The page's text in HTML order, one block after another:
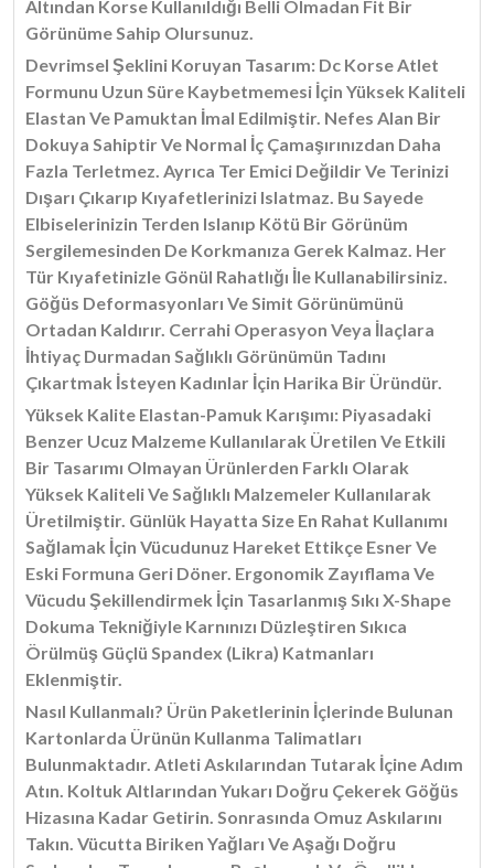
Altından Korse Kullanıldığı Belli Olmadan Fit Bir
Görünüme Sahip Olursunuz.
Devrimsel Şeklini Koruyan Tasarım: Dc Korse Atlet
Formunu Uzun Süre Kaybetmemesi İçin Yüksek Kaliteli
Elastan Ve Pamuktan İmal Edilmiştir. Nefes Alan Bir
Dokuya Sahiptir Ve Normal İç Çamaşırınızdan Daha
Fazla Terletmez. Ayrıca Ter Emici Değildir Ve Terinizi
Dışarı Çıkarıp Kıyafetlerinizi Islatmaz. Bu Sayede
Elbiselerinizin Terden Islanıp Kötü Bir Görünüm
Sergilemesinden De Korkmanıza Gerek Kalmaz. Her
Tür Kıyafetinizle Gönül Rahatlığı İle Kullanabilirsiniz.
Göğüs Deformasyonları Ve Simit Görünümünü
Ortadan Kaldırır. Cerrahi Operasyon Veya İlaçlara
İhtiyaç Durmadan Sağlıklı Görünümün Tadını
Çıkartmak İsteyen Kadınlar İçin Harika Bir Üründür.
Yüksek Kalite Elastan-Pamuk Karışımı: Piyasadaki
Benzer Ucuz Malzeme Kullanılarak Üretilen Ve Etkili
Bir Tasarımı Olmayan Ürünlerden Farklı Olarak
Yüksek Kaliteli Ve Sağlıklı Malzemeler Kullanılarak
Üretilmiştir. Günlük Hayatta Size En Rahat Kullanımı
Sağlamak İçin Vücudunuz Hareket Ettikçe Esner Ve
Eski Formuna Geri Döner. Ergonomik Zayıflama Ve
Vücudu Şekillendirmek İçin Tasarlanmış Sıkı X-Shape
Dokuma Tekniğiyle Karnınızı Düzleştiren Sıkıca
Örülmüş Güçlü Spandex (Likra) Katmanları
Eklenmiştir.
Nasıl Kullanmalı? Ürün Paketlerinin İçlerinde Bulunan
Kartonlarda Ürünün Kullanma Talimatları
Bulunmaktadır. Atleti Askılarından Tutarak İçine Adım
Atın. Koltuk Altlarından Yukarı Doğru Çekerek Göğüs
Hizasına Kadar Getirin. Sonrasında Omuz Askılarını
Takın. Vücutta Biriken Yağları Ve Aşağı Doğru